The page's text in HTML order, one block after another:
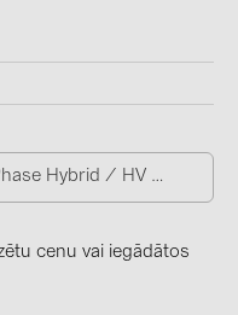
Hybrid / HV battery)
cenu vai iegādātos